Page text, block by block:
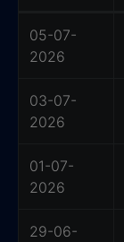
05-07-
2026
03-07-
2026
01-07-
2026
29-06-